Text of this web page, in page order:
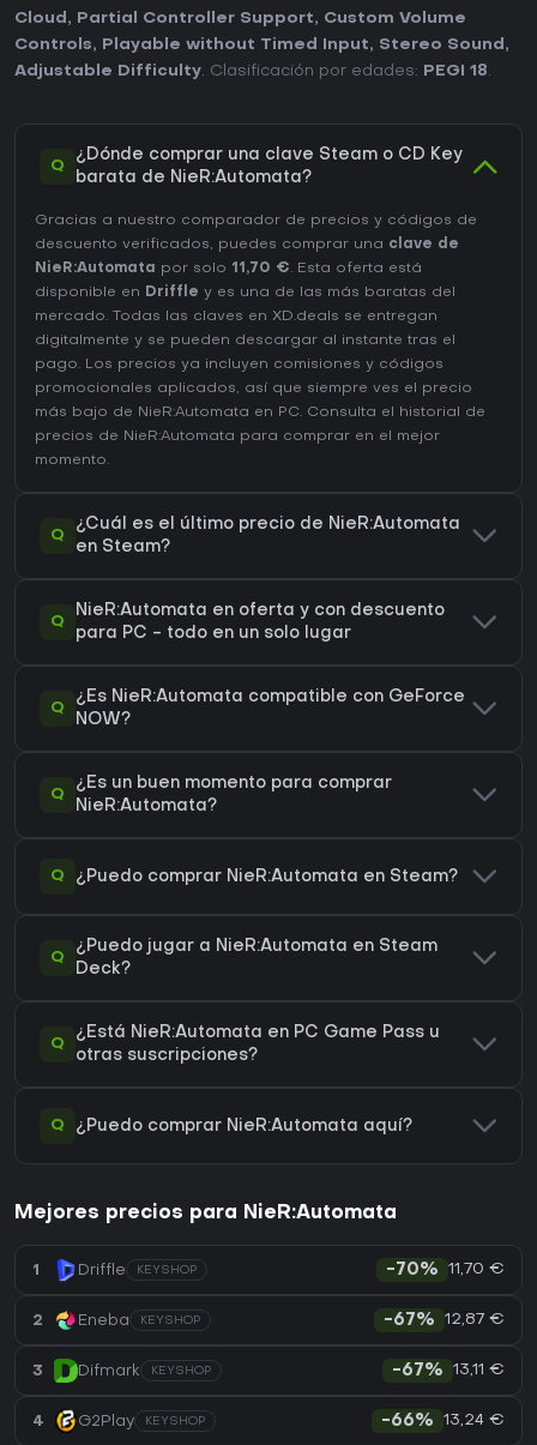
Cloud , Partial Controller Support, Custom Volume
Controls, Playable without Timed Input, Stereo Sound ,
Adjustable Difficulty. Clasificación por edades: PEGI 18.
Q
¿Dónde comprar una clave Steam o CD Key
barata de NieR:Automata?
Gracias a nuestro comparador de precios y códigos de
descuento verificados, puedes comprar una clave de
NieR:Automata
por solo 11,70 €. Esta oferta está
disponible en Driffle y es una de las más baratas del
mercado. Todas las claves en XD.deals se entregan
digitalmente y se pueden descargar al instante tras el
pago. Los precios ya incluyen comisiones y códigos
promocionales aplicados, así que siempre ves el precio
más bajo de NieR:Automata en PC. Consulta el
historial de
precios de NieR:Automata para comprar en el mejor
momento.
Q
¿Cuál es el último precio de NieR:Automata
en Steam?
Q
NieR:Automata en oferta y con descuento
para PC - todo en un solo lugar
Q
¿Es NieR:Automata compatible con GeForce
NOW?
Q
¿Es un buen momento para comprar
NieR:Automata?
Q ¿Puedo comprar NieR:Automata en Steam?
Q
¿Puedo jugar a NieR:Automata en Steam
Deck?
Q
¿Está NieR:Automata en PC Game Pass u
otras suscripciones?
Q ¿Puedo comprar NieR:Automata aquí?
Mejores precios para NieR:Automata
1 Driffle KEYSHOP -70% 11,70 €
2 Eneba KEYSHOP -67% 12,87 €
3 Difmark KEYSHOP -67% 13,11 €
4 G2Play KEYSHOP -66% 13,24 €